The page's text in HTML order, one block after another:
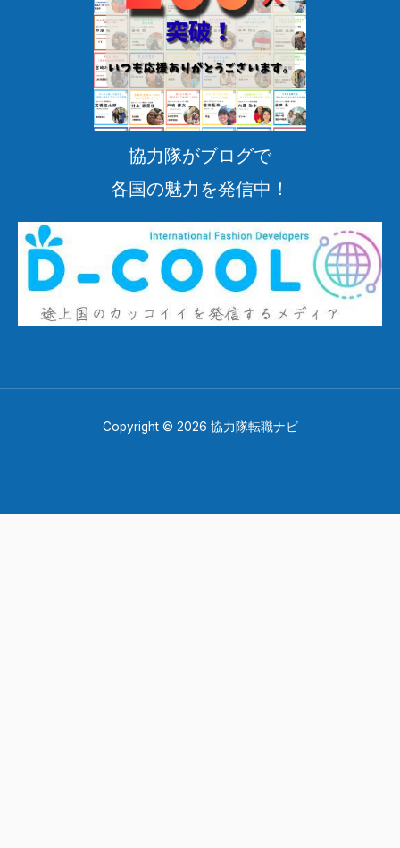
協力隊がブログで
各国の魅力を発信中！
Copyright © 2026 協力隊転職ナビ